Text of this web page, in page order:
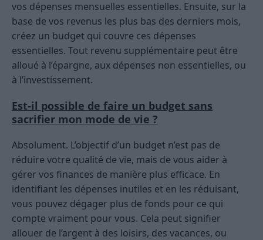
vos dépenses mensuelles essentielles. Ensuite, sur la
base de vos revenus les plus bas des derniers mois,
créez un budget qui couvre ces dépenses
essentielles. Tout revenu supplémentaire peut être
alloué à l’épargne, aux dépenses non essentielles, ou
à l’investissement.
Est-il possible de faire un budget sans
sacrifier mon mode de vie ?
Absolument. L’objectif d’un budget n’est pas de
réduire votre qualité de vie, mais de vous aider à
gérer vos finances de manière plus efficace. En
identifiant les dépenses inutiles et en les réduisant,
vous pouvez dégager plus de fonds pour ce qui
compte vraiment pour vous. Cela peut signifier
allouer de l’argent à des loisirs, des vacances, ou